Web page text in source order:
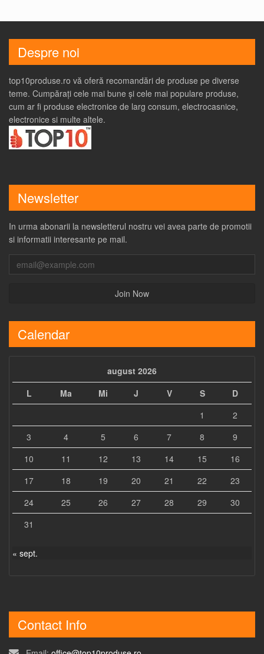
Despre noi
top10produse.ro vă oferă recomandări de produse pe diverse
teme. Cumpărați cele mai bune și cele mai populare produse,
cum ar fi produse electronice de larg consum, electrocasnice,
electronice si multe altele.
Newsletter
In urma abonarii la newsletterul nostru vei avea parte de promotii
si informatii interesante pe mail.
Calendar
august 2026
L
Ma Mi J V S
D
1
2
3
4 5 6 7 8
9
10
11 12 13 14 15
16
17
18 19 20 21 22
23
24
25 26 27 28 29
30
31
« sept.
Contact Info